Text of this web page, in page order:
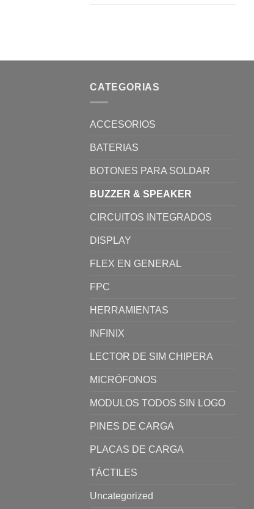
CATEGORIAS
ACCESORIOS
BATERIAS
BOTONES PARA SOLDAR
BUZZER & SPEAKER
CIRCUITOS INTEGRADOS
DISPLAY
FLEX EN GENERAL
FPC
HERRAMIENTAS
INFINIX
LECTOR DE SIM CHIPERA
MICRÓFONOS
MODULOS TODOS SIN LOGO
PINES DE CARGA
PLACAS DE CARGA
TÁCTILES
Uncategorized